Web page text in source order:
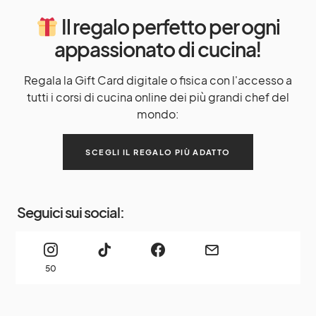
Il regalo perfetto per ogni
appassionato di cucina!
Regala la Gift Card digitale o fisica con l'accesso a
tutti i corsi di cucina online dei più grandi chef del
mondo:
SCEGLI IL REGALO PIÙ ADATTO
Seguici sui social:
50